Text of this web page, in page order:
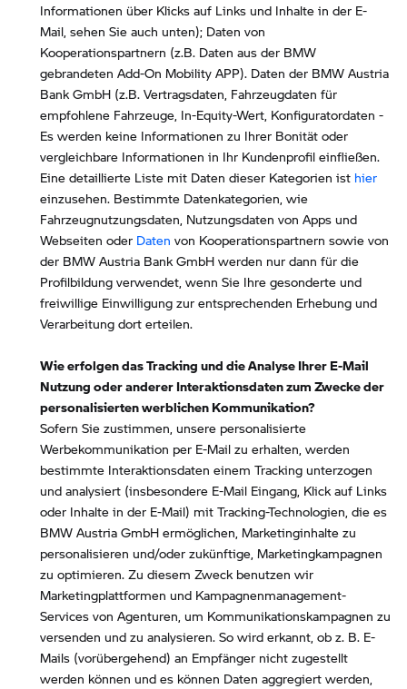
Informationen über Klicks auf Links und Inhalte in der E-
Mail, sehen Sie auch unten); Daten von
Kooperationspartnern (z.B. Daten aus der BMW
gebrandeten Add-On Mobility APP). Daten der BMW Austria
Bank GmbH (z.B. Vertragsdaten, Fahrzeugdaten für
empfohlene Fahrzeuge, In-Equity-Wert, Konfiguratordaten -
Es werden keine Informationen zu Ihrer Bonität oder
vergleichbare Informationen in Ihr Kundenprofil einfließen.
Eine detaillierte Liste mit Daten dieser Kategorien ist hier
einzusehen. Bestimmte Datenkategorien, wie
Fahrzeugnutzungsdaten, Nutzungsdaten von Apps und
Webseiten oder Daten von Kooperationspartnern sowie von
der BMW Austria Bank GmbH werden nur dann für die
Profilbildung verwendet, wenn Sie Ihre gesonderte und
freiwillige Einwilligung zur entsprechenden Erhebung und
Verarbeitung dort erteilen.
Wie erfolgen das Tracking und die Analyse Ihrer E-Mail
Nutzung oder anderer Interaktionsdaten zum Zwecke der
personalisierten werblichen Kommunikation?
Sofern Sie zustimmen, unsere personalisierte
Werbekommunikation per E-Mail zu erhalten, werden
bestimmte Interaktionsdaten einem Tracking unterzogen
und analysiert (insbesondere E-Mail Eingang, Klick auf Links
oder Inhalte in der E-Mail) mit Tracking-Technologien, die es
BMW Austria GmbH ermöglichen, Marketinginhalte zu
personalisieren und/oder zukünftige, Marketingkampagnen
zu optimieren. Zu diesem Zweck benutzen wir
Marketingplattformen und Kampagnenmanagement-
Services von Agenturen, um Kommunikationskampagnen zu
versenden und zu analysieren. So wird erkannt, ob z. B. E-
Mails (vorübergehend) an Empfänger nicht zugestellt
werden können und es können Daten aggregiert werden,